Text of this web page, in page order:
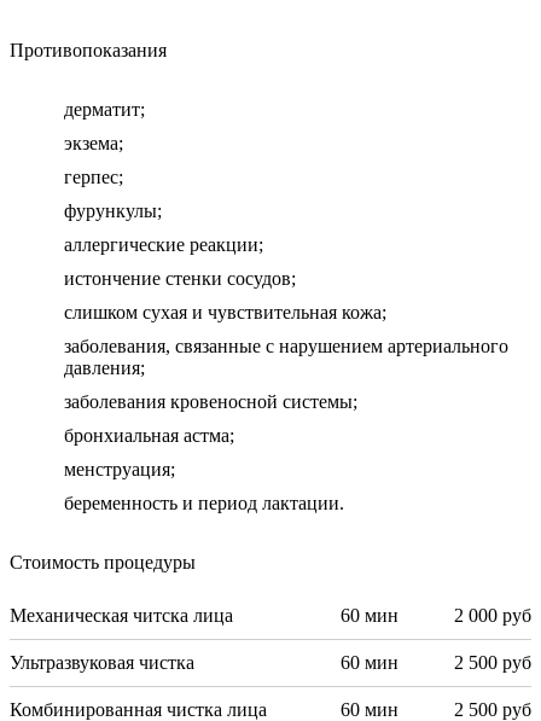
Противопоказания
дерматит;
экзема;
герпес;
фурункулы;
аллергические реакции;
истончение стенки сосудов;
слишком сухая и чувствительная кожа;
заболевания, связанные с нарушением артериального
давления;
заболевания кровеносной системы;
бронхиальная астма;
менструация;
беременность и период лактации.
Стоимость процедуры
Механическая читска лица 60 мин 2 000 руб
Ультразвуковая чистка 60 мин 2 500 руб
Комбинированная чистка лица 60 мин 2 500 руб